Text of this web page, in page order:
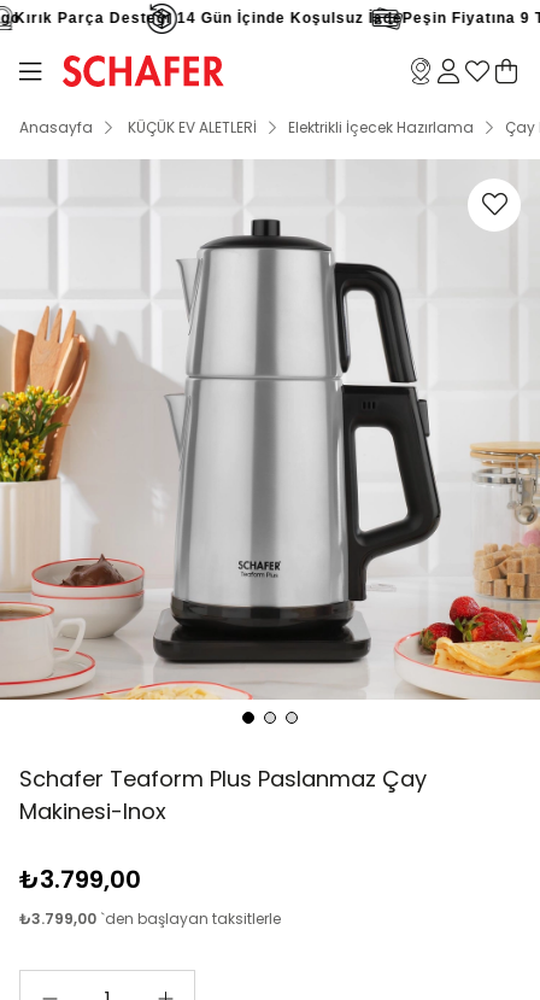
Parça Desteği 14 Gün İçinde Koşulsuz İadePeşin Fiyatına 9
Anasayfa KÜÇÜK EV ALETLERİ Elektrikli İçecek Hazırlama Çay
Schafer Teaform Plus Paslanmaz Çay
Makinesi-Inox
₺3.799,00
₺3.799,00 `den başlayan taksitlerle